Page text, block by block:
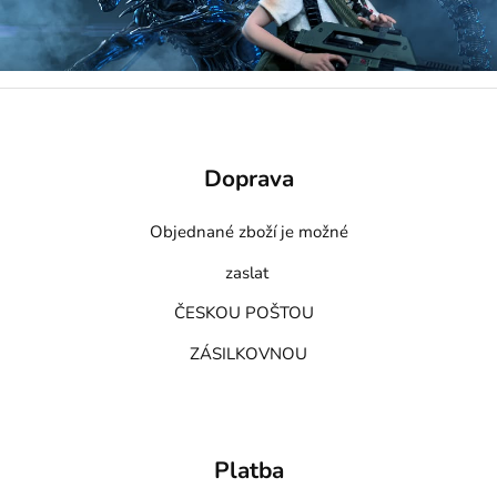
Doprava
Objednané zboží je možné
zaslat
ČESKOU POŠTOU
ZÁSILKOVNOU
Platba